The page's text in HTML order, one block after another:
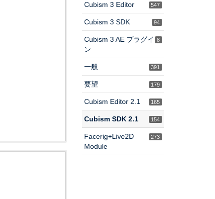
547
Cubism 3 Editor
94
Cubism 3 SDK
8
Cubism 3 AE プラグイ
ン
391
一般
179
要望
165
Cubism Editor 2.1
154
Cubism SDK 2.1
273
Facerig+Live2D
Module